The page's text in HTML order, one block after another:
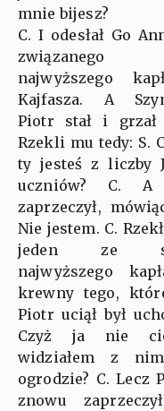
mnie bijesz?
C. I odesłał Go
związanego
najwyższego
Kajfasza. A
Piotr stał i grzał
Rzekli mu tedy: S.
ty jesteś z liczby
uczniów? C.
zaprzeczył,
Nie jestem. C.
jeden ze
najwyższego
krewny tego,
Piotr uciął był
Czyż ja nie
widziałem z
ogrodzie? C. Lecz
znowu